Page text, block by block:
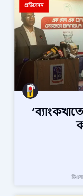
প্রতিবেদন